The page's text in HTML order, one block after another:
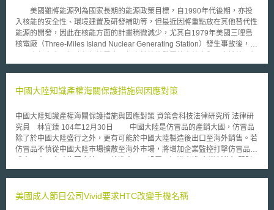
社會形成基本法草案」亦預告將修改48部要求使用印章之法律，本草案及相
關修法將於2021年9月正式通過施行。 電子簽章使用方面，日本在野黨
聯盟於2020年6月提出「電子署名及認證業務法一部修正草案」（電子署名
及び認証業務に関する法律の一部を改正する法律案）。依照現行規定，電
子簽章須本人以一定方式簽署始可推定為真正，推定真正之條件過度嚴苛，
門檻，僅須以特定電子方式簽署即有推定真正效力，使電子簽章簽署人身分
發展值得關注。
美國雖將能源列為國家長期的能源政策目標，自1990年代後期，亦投
入核能的安全性、環境建置及研發補助等，但最近因將重點放在其他替代性
能源的開發，因此在核能方面的計畫稍微減少，尤其自1979年美國三哩島
核電廠（Three-Miles Island Nuclear Generating Station）發生事故後，美
化碳的低污染，因此美國政府將之列為重點發展項目，強調美國政府的能源
優勢。 美國總統歐巴馬表示，為了維持能源供需的穩定，以及避免氣
2011年12月經核子管理委員會（Nuclear Regulatory Commission）通
過、2012年2月再次於投入核電廠的興建，於喬治亞洲Vogtle核電廠核准興
建兩座新的核能反應爐，並透過成本分擔協議（cost-share agreement）投
入2億美元，協助設計認證及許可。 此外，並於同年3月宣布投入4. 5億
美元於五年內支持兩座自製的小型核能反應爐（small modular nuclear
升全球潔淨能源的競爭力。這些反應爐約只佔核能廠的三分之一面積，具有
成本及建造的時間。且其最理想的地方在於其體積小，能使用在小型智慧電
中國大陸知識產權海關保護措施與因應對策
中國大陸知識產權海關保護措施與因應對策 資策會科技法律研究所 法律研
究員 林宜臻 104年12月30日 中國大陸是仿冒品的產銷大國，仿冒品
除了於中國大陸盛行之外，更有可能於中國大陸製造後出口至海外銷售。若
仿冒品不慎從中國大陸市場擴散至海外市場，將增加企業監控打擊仿冒品的
產權，以下同)海關保護規範和配套措施。企業可透過海關保護的行政力
仿冒品案件的損害達到一定金額時，海關會主動將案件移送刑事公安部門，
美國成人節目公司Vivid要求HTC改變手機名稱